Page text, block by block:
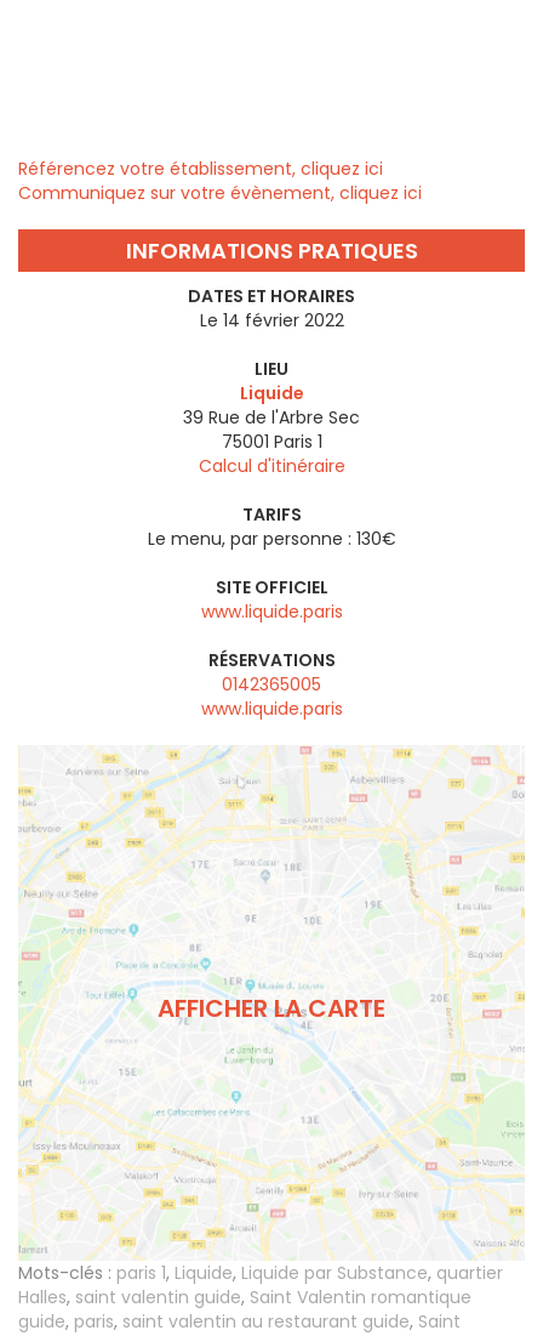
Référencez votre établissement, cliquez ici
Communiquez sur votre évènement, cliquez ici
INFORMATIONS PRATIQUES
DATES ET HORAIRES
Le 14 février 2022
LIEU
Liquide
39 Rue de l'Arbre Sec
75001 Paris 1
Calcul d'itinéraire
TARIFS
Le menu, par personne : 130€
SITE OFFICIEL
www.liquide.paris
RÉSERVATIONS
0142365005
www.liquide.paris
AFFICHER LA CARTE
Mots-clés : paris 1, Liquide, Liquide par Substance, quartier
Halles, saint valentin guide, Saint Valentin romantique
guide, paris, saint valentin au restaurant guide, Saint